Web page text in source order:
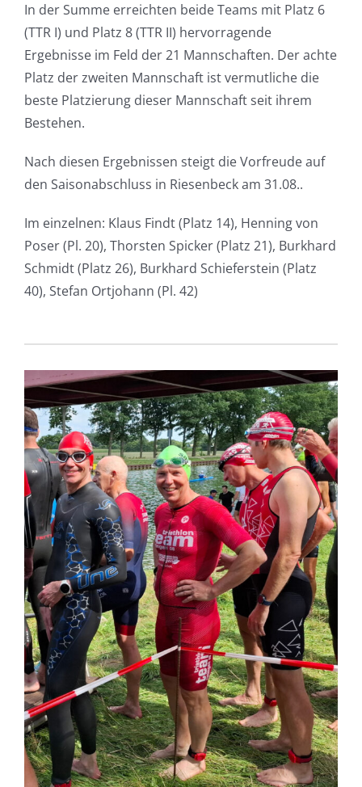
In der Summe erreichten beide Teams mit Platz 6
(TTR I) und Platz 8 (TTR II) hervorragende
Ergebnisse im Feld der 21 Mannschaften. Der achte
Platz der zweiten Mannschaft ist vermutliche die
beste Platzierung dieser Mannschaft seit ihrem
Bestehen.
Nach diesen Ergebnissen steigt die Vorfreude auf
den Saisonabschluss in Riesenbeck am 31.08..
Im einzelnen: Klaus Findt (Platz 14), Henning von
Poser (Pl. 20), Thorsten Spicker (Platz 21), Burkhard
Schmidt (Platz 26), Burkhard Schieferstein (Platz
40), Stefan Ortjohann (Pl. 42)